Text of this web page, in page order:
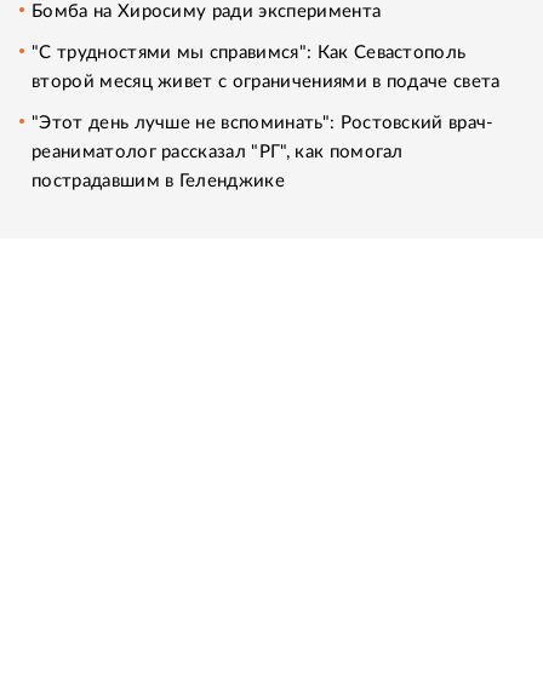
Бомба на Хиросиму ради эксперимента
"С трудностями мы справимся": Как Севастополь
второй месяц живет с ограничениями в подаче света
"Этот день лучше не вспоминать": Ростовский врач-
реаниматолог рассказал "РГ", как помогал
пострадавшим в Геленджике